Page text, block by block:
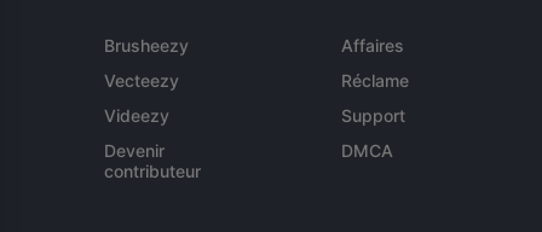
Brusheezy
Vecteezy
Videezy
Devenir
contributeur
Affaires
Réclame
Support
DMCA